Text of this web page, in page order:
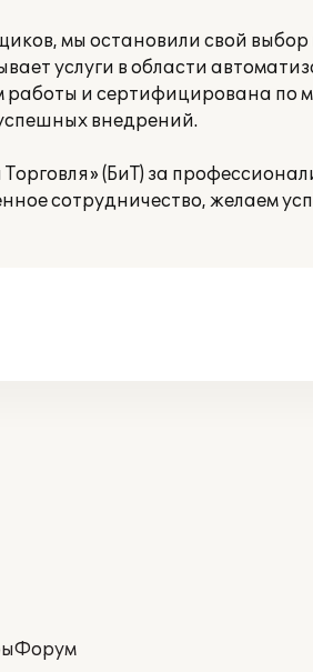
мы остановили свой
услуги в области
работы и сертифицирована
внедрений.
(БиТ) за
сотрудничество, желаем
Форум